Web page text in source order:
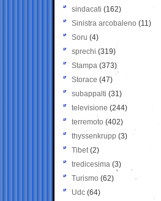
sindacati (162)
Sinistra arcobaleno (11)
Soru (4)
sprechi (319)
Stampa (373)
Storace (47)
subappalti (31)
televisione(244)
terremoto (402)
thyssenkrupp (3)
Tibet(2)
tredicesima (3)
Turismo (62)
Udc (64)